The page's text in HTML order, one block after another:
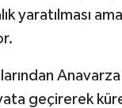
yaratılması
geçirerek